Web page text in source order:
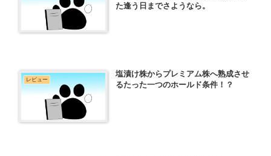
た逢う日までさようなら。
レビュー
塩漬け株からプレミアム株へ熟成させ
るたった一つのホールド条件！？